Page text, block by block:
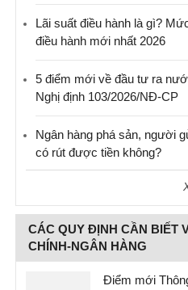
Lãi suất điều hành là gì?
điều hành mới nhất 2026
5 điểm mới về đầu tư ra
Nghị định 103/2026/NĐ-CP
Ngân hàng phá sản, người
có rút được tiền không?
CÁC QUY ĐỊNH CẦN BIẾT
CHÍNH-NGÂN HÀNG
Điểm mới